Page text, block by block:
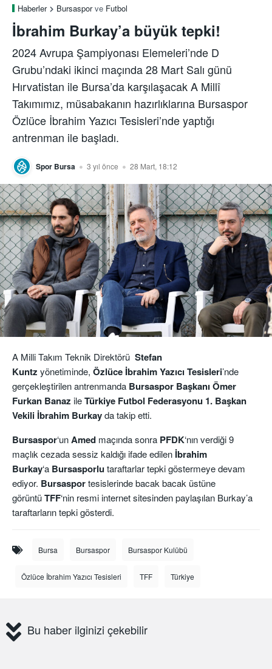
Haberler Bursasporve Futbol
İbrahim Burkay’a büyük tepki!
2024 Avrupa Şampiyonası Elemeleri’nde D
Grubu’ndaki ikinci maçında 28 Mart Salı günü
Hırvatistan ile Bursa’da karşılaşacak A Millî
Takımımız, müsabakanın hazırlıklarına Bursaspor
Özlüce İbrahim Yazıcı Tesisleri’nde yaptığı
antrenman ile başladı.
Spor Bursa 3 yıl önce 28 Mart, 18:12
A Milli Takım Teknik Direktörü Stefan
Kuntz yönetiminde, Özlüce İbrahim Yazıcı Tesisleri’nde
gerçekleştirilen antrenmanda Bursaspor Başkanı Ömer
Furkan Banaz ileTürkiye Futbol Federasyonu 1. Başkan
Vekili İbrahim Burkayda takip etti.
Bursaspor‘unAmed maçında sonra PFDK‘nın verdiği 9
maçlık cezada sessiz kaldığı ifade edilen İbrahim
Burkay‘a Bursasporlutaraftarlar tepki göstermeye devam
ediyor. Bursasportesislerinde bacak bacak üstüne
görüntüTFF‘nin resmi internet sitesinden paylaşılan Burkay’a
taraftarların tepki gösterdi.
Bursa Bursaspor Bursaspor Kulübü
Özlüce İbrahim Yazıcı Tesisleri TFF Türkiye
Bu haber ilginizi çekebilir